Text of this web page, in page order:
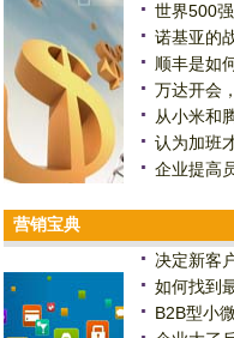
世界500
诺基亚的
顺丰是如
万达开会
从小米和
认为加班
企业提高
营销宝典
决定新客
如何找到
B2B型小